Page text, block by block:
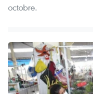
octobre.